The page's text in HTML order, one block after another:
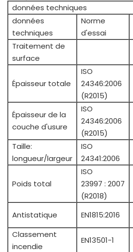
données techniques
données
techniques
Norme
d'essai
Traitement de
surface
Épaisseur totale
ISO
24346:2006
(R2015)
Épaisseur de la
couche d'usure
ISO
24346:2006
(R2015)
Taille:
longueur/largeur
ISO
24341:2006
Poids total
ISO
23997 : 2007
(R2018)
Antistatique EN1815:2016
Classement
incendie
EN13501-1